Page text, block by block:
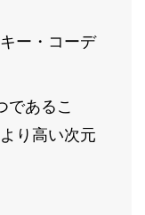
ー・コーデ
あるこ
り高い次元